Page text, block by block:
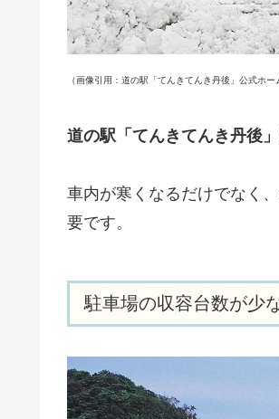
（画像引用：道の駅「てんきてんき丹後」公式ホ
道の駅「てんきてんき丹後
車内が寒くなるだけでなく
要です。
駐車場の収容台数が少